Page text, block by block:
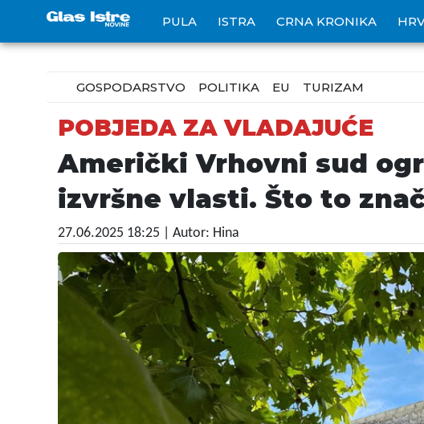
PULA ISTRA CRNA KRONIKA
GOSPODARSTVO POLITIKA EU TURIZAM
POBJEDA ZA VLADAJUĆE
Američki Vrhovni sud
izvršne vlasti. Što to
27.06.2025 18:25 | Autor: Hina